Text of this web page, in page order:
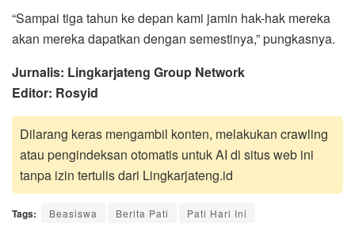
“Sampai tiga tahun ke depan kami jamin hak-hak mereka
akan mereka dapatkan dengan semestinya,” pungkasnya.
Jurnalis: Lingkarjateng Group Network
Editor: Rosyid
Dilarang keras mengambil konten, melakukan crawling
atau pengindeksan otomatis untuk AI di situs web ini
tanpa izin tertulis dari Lingkarjateng.id
Tags: Beasiswa Berita Pati Pati Hari Ini